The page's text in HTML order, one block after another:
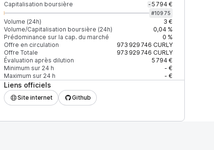
Capitalisation boursière - 5 794 €
#10975
Volume (24h)
3 €
Volume/Capitalisation boursière (24h)
0,04 %
Prédominance sur la cap. du marché
0 %
Offre en circulation
973 929 746 CURLY
Offre Totale
973 929 746 CURLY
Évaluation après dilution
5 794 €
Minimum sur 24 h
- €
Maximum sur 24 h
- €
Liens officiels
Site internet Github